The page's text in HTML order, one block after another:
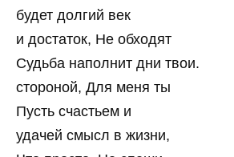
будет долгий век
и достаток, Не обходят
Судьба наполнит дни твои.
стороной, Для меня ты
Пусть счастьем и
удачей смысл в жизни,